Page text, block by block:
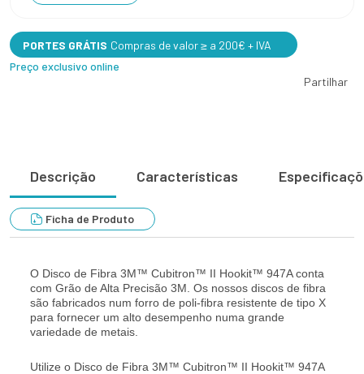
PORTES GRÁTIS Compras de valor ≥ a 200€ + IVA
Preço exclusivo online
Partilhar
Descrição Características
Ficha de Produto
O Disco de Fibra 3M™ Cubitron™ II Hookit™ 947A conta
com Grão de Alta Precisão 3M. Os nossos discos de fibra
são fabricados num forro de poli-fibra resistente de tipo X
para fornecer um alto desempenho numa grande
variedade de metais.
Utilize o Disco de Fibra 3M™ Cubitron™ II Hookit™ 947A